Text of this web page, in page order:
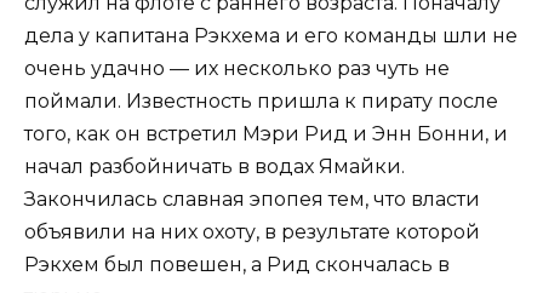
дела у капитана Рэкхема и его команды шли не
очень удачно — их несколько раз чуть не
поймали. Известность пришла к пирату после
того, как он встретил Мэри Рид и Энн Бонни, и
начал разбойничать в водах Ямайки.
Закончилась славная эпопея тем, что власти
объявили на них охоту, в результате которой
Рэкхем был повешен, а Рид скончалась в